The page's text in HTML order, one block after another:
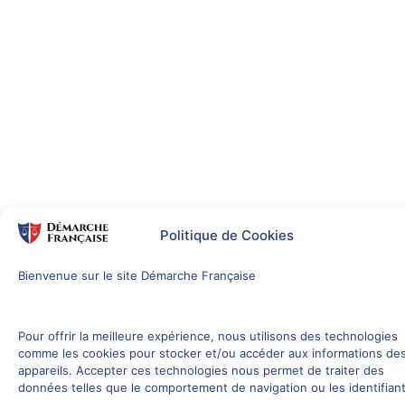
Politique de Cookies
Bienvenue sur le site Démarche Française
Pour offrir la meilleure expérience, nous utilisons des technologies
comme les cookies pour stocker et/ou accéder aux informations
appareils. Accepter ces technologies nous permet de traiter des
données telles que le comportement de navigation ou les